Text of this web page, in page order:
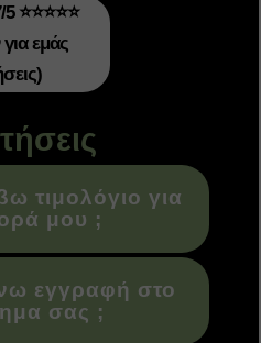
⭐⭐⭐⭐⭐
εμάς
τιμολόγιο για
μου ;
εγγραφή στο
σας ;